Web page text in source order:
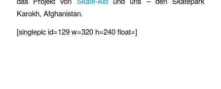
Karokh, Afghanistan.
[singlepic id=129 w=320 h=240 float=]